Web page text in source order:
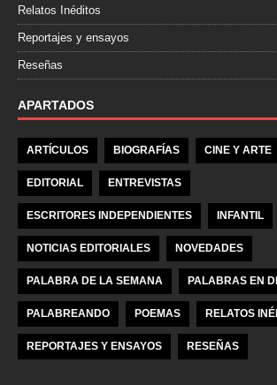
Relatos Inéditos
Reportajes y ensayos
Reseñas
APARTADOS
ARTÍCULOS BIOGRAFÍAS CINE Y ARTE
EDITORIAL ENTREVISTAS
ESCRITORES INDEPENDIENTES INFANTIL
NOTICIAS EDITORIALES NOVEDADES
PALABRA DE LA SEMANA PALABRAS EN
PALABREANDO POEMAS RELATOS
REPORTAJES Y ENSAYOS RESEÑAS